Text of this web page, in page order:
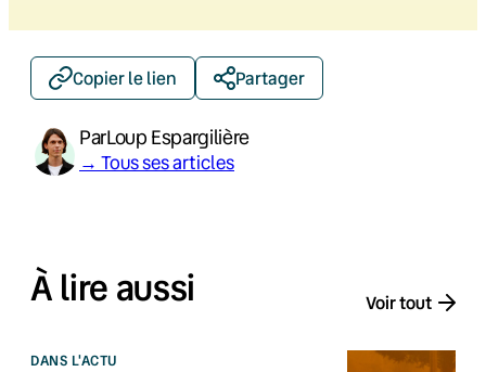
Copier le lien Partager
ParLoup Espargilière
→ Tous ses articles
À lire aussi Voir tout
DANS L'ACTU